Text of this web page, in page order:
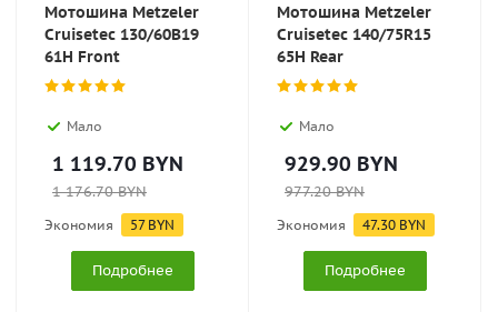
Мотошина Metzeler
Cruisetec 130/60B19
61H Front
Мало
1 119.70 BYN
1 176.70BYN
Экономия 57BYN
Подробнее
Мотошина Metzeler
Cruisetec 140/75R15
65H Rear
Мало
929.90 BYN
977.20BYN
Экономия 47.30 BYN
Подробнее